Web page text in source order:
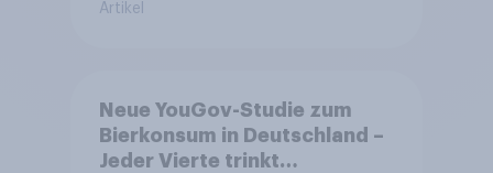
Artikel
Neue YouGov-Studie zum
Bierkonsum in Deutschland –
Jeder Vierte trinkt